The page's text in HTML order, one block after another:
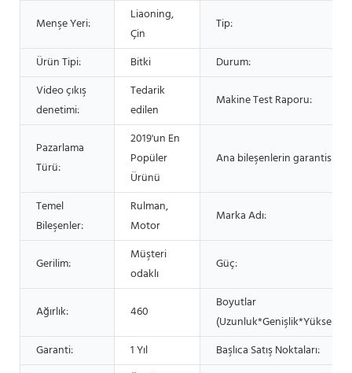
Menşe Yeri:
Liaoning,
Çin
Tip:
Ürün Tipi: Bitki
Durum:
Video çıkış
denetimi:
Tedarik
edilen
Makine Test Raporu:
Pazarlama
Türü:
2019'un En
Popüler
Ürünü
Ana bileşenlerin garantisi:
Temel
Bileşenler:
Rulman,
Motor
Marka Adı:
Gerilim:
Müşteri
odaklı
Güç:
Ağırlık: 460
Boyutlar
(Uzunluk*Genişlik*Yükseklik):
Garanti:
1 Yıl Başlıca Satış Noktaları: